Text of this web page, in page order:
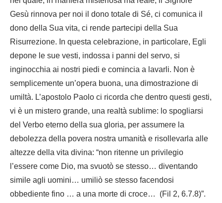
Gesù rinnova per noi il dono totale di Sé, ci comunica il
dono della Sua vita, ci rende partecipi della Sua
Risurrezione. In questa celebrazione, in particolare, Egli
depone le sue vesti, indossa i panni del servo, si
inginocchia ai nostri piedi e comincia a lavarli. Non è
semplicemente un’opera buona, una dimostrazione di
umiltà. L’apostolo Paolo ci ricorda che dentro questi gesti,
vi è un mistero grande, una realtà sublime: lo spogliarsi
del Verbo eterno della sua gloria, per assumere la
debolezza della povera nostra umanità e risollevarla alle
altezze della vita divina: “non ritenne un privilegio
l’essere come Dio, ma svuotò se stesso… diventando
simile agli uomini… umiliò se stesso facendosi
obbediente fino … a una morte di croce… (Fil 2, 6.7.8)”.